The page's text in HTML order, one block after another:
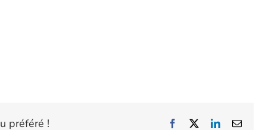
préféré ! Facebook LinkedInEmail